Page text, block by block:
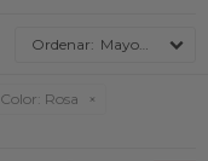
Mayor precio
Color: Rosa